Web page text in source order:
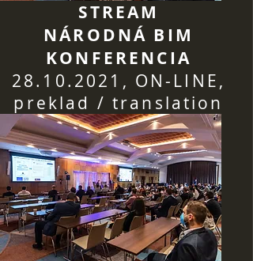
STREAM
NÁRODNÁ BIM
KONFERENCIA
28.10.2021 , ON-LINE,
preklad / translation